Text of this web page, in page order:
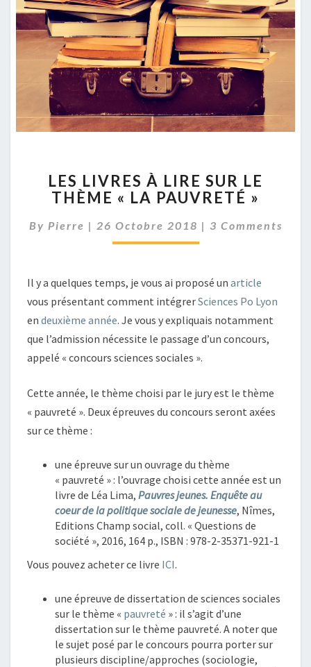
LIVRES
À
SUR
LE
PAUVRETÉ »
LES LIVRES À LIRE SUR LE
THÈME « LA PAUVRETÉ »
By Pierre | 26 Octobre 2018 | Comments
3 Comments
Il y a quelques temps, je vous ai proposé un article
vous présentant comment intégrerSciences Po Lyon
en deuxième année. Je vous y expliquais notamment
que l’admission nécessite le passage d’un concours,
appelé « concours sciences sociales ».
Cette année, le thème choisi par le jury est le thème
« pauvreté ». Deux épreuves du concours seront axées
sur ce thème :
une épreuve sur un ouvrage du thème
« pauvreté » : l’ouvrage choisi cette année est un
livre de Léa Lima, Pauvres jeunes. Enquête au
coeur de la politique sociale de jeunesse, Nîmes,
Editions Champ social, coll. « Questions de
société », 2016, 164 p., ISBN : 978-2-35371-921-1
Vous pouvez acheter ce livre ICI.
une épreuve de dissertation de sciences sociales
sur le thème « pauvreté » : il s’agit d’une
dissertation sur le thème pauvreté. A noter que
le sujet posé par le concours pourra porter sur
plusieurs discipline/approches (sociologie,